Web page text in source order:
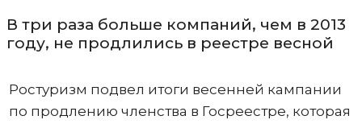
В три раза больше компаний, чем в 2013
году, не продлились в реестре весной
Ростуризм подвел итоги весенней кампании
по продлению членства в Госреестре, которая